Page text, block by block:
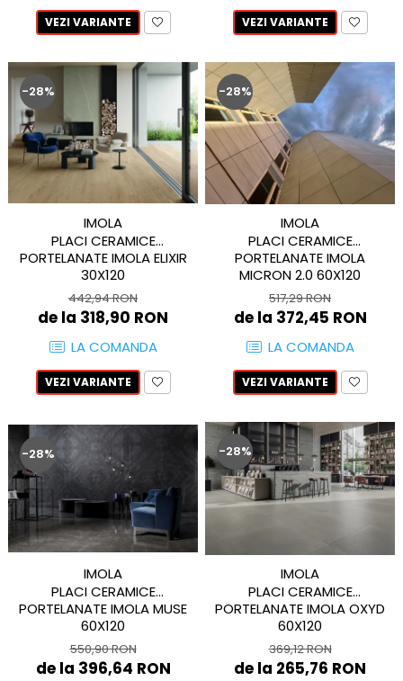
ceramiKro
Lastre FLORIM Efect Beton XXL
Lastre FLORIM Efect Marmură XXL
Lastre FLORIM Efect Lemn XXL
Lastre FLORIM Efect Metal XXL
Lastre FLORIM Culori Uni XXL
Lastre FLORIM Efect Textil XXL
MARAZZI
GRANDE MARBLE LOOK
GRANDE CONCRETE LOOK
GRANDE STONE LOOK
GRANDE RESIN LOOK
GRANDE METAL LOOK
GRANDE SOLID COLOR
IMPERIAL
INVISIBLE GREY
LOFT
LOOP
LUMINESCENE
MAGNETIC
MAIOLICHE
MAKRANA
MASSIVE
MEDLEY
MONTECCHIO
MOOD
NAVONA SOFT
NEREIDI
ONICE ALLURE
ONYX
OXIDATIO
PADOUK
PARKER
PATAGONIA
PENNSLATE
PETRAVIVA
PIERRE BLACK
PIETRA DI VALS
VEZI VARIANTE VEZI VARIANTE
-28%
IMOLA
PLACI CERAMICE
PORTELANATE IMOLA ELIXIR
30X120
442,94 RON
de la 318,90 RON
LA COMANDA
VEZI VARIANTE
-28%
IMOLA
PLACI CERAMICE
PORTELANATE IMOLA
MICRON 2.0 60X120
517,29 RON
de la 372,45 RON
LA COMANDA
VEZI VARIANTE
-28%
IMOLA
PLACI CERAMICE
PORTELANATE IMOLA MUSE
60X120
550,90 RON
de la 396,64 RON
-28%
IMOLA
PLACI CERAMICE
PORTELANATE IMOLA OXYD
60X120
369,12 RON
de la 265,76 RON